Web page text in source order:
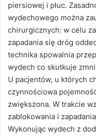
piersiowej i płuc.
wydechowego można
chirurgicznych: w celu
zapadania się dróg
technika spowalnia
wydech co skutkuje
U pacjentów, u których
czynnościowa
zwiększona. W trakcie
zablokowania i
Wykonując wydech z